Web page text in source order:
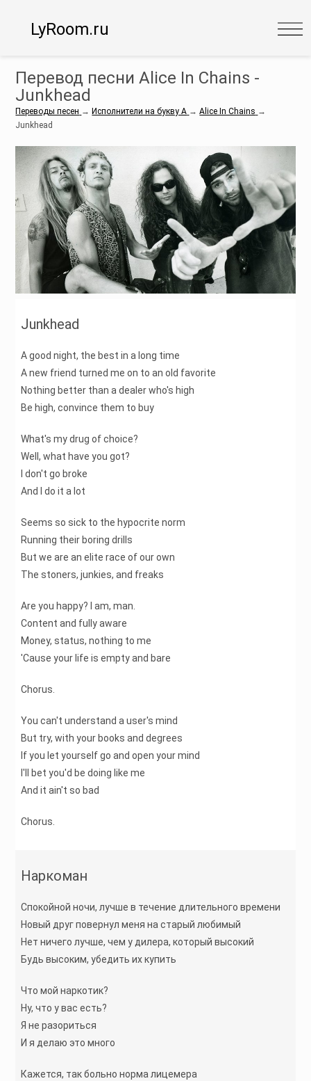
LyRoom.ru
Перевод песни Alice In Chains -
Junkhead
Переводы песен → Исполнители на букву A →Alice In Chains →
Junkhead
Junkhead
A good night, the best in a long time
A new friend turned me on to an old favorite
Nothing better than a dealer who's high
Be high, convince them to buy
What's my drug of choice?
Well, what have you got?
I don't go broke
And I do it a lot
Seems so sick to the hypocrite norm
Running their boring drills
But we are an elite race of our own
The stoners, junkies, and freaks
Are you happy? I am, man.
Content and fully aware
Money, status, nothing to me
'Cause your life is empty and bare
Chorus.
You can't understand a user's mind
But try, with your books and degrees
If you let yourself go and open your mind
I'll bet you'd be doing like me
And it ain't so bad
Chorus.
Наркоман
Спокойной ночи, лучше в течение длительного времени
Новый друг повернул меня на старый любимый
Нет ничего лучше, чем у дилера, который высокий
Будь высоким, убедить их купить
Что мой наркотик?
Ну, что у вас есть?
Я не разориться
И я делаю это много
Кажется, так больно норма лицемера